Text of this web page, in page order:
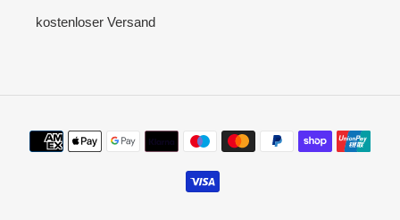
kostenloser Versand
Zahlungsmethoden